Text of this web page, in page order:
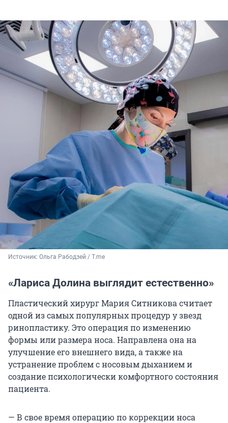
Источник: Ольга Рабодзей / T.me
«Лариса Долина выглядит естественно»
Пластический хирург Мария Ситникова считает
одной из самых популярных процедур у звезд
ринопластику. Это операция по изменению
формы или размера носа. Направлена она на
улучшение его внешнего вида, а также на
устранение проблем с носовым дыханием и
создание психологически комфортного состояния
пациента.
— В свое время операцию по коррекции носа